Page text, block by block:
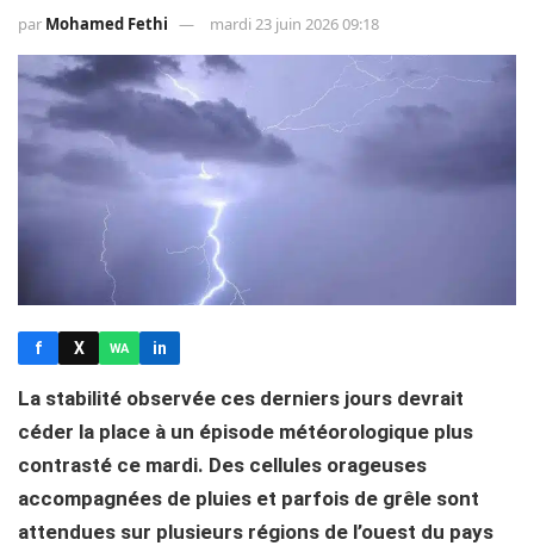
par Mohamed Fethi mardi 23 juin 2026 09:18
f X WA in
La stabilité observée ces derniers jours devrait
céder la place à un épisode météorologique plus
contrasté ce mardi. Des cellules orageuses
accompagnées de pluies et parfois de grêle sont
attendues sur plusieurs régions de l’ouest du pays